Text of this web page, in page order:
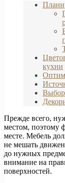
кухни
Выбор
Прежде всего,
местом, поэтому
месте. Мебель
не мешать
до нужных
внимание на
поверхностей.